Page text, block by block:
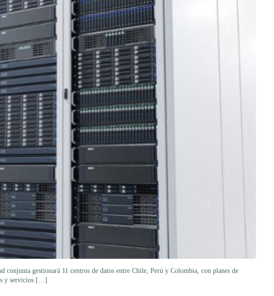
gestionará 11 centros de datos entre Chile, Perú y Colombia, con planes de
y servicios […]